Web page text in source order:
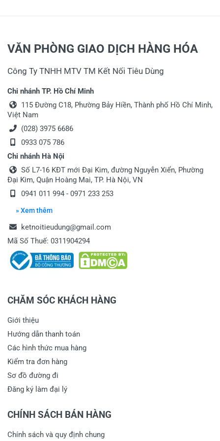
VĂN PHÒNG GIAO DỊCH HÀNG HÓA
Công Ty TNHH MTV TM Kết Nối Tiêu Dùng
Chi nhánh TP. Hồ Chí Minh
115 Đường C18, Phường Bảy Hiền, Thành phố Hồ Chí Minh,
Việt Nam
(028) 3975 6686
0933 075 786
Chi nhánh Hà Nội
Số L7-16 KĐT mới Đại Kim, đường Nguyễn Xiển, Phường
Đại Kim, Quận Hoàng Mai, TP. Hà Nội, VN
0941 011 994 - 0971 233 253
» Xem thêm
ketnoitieudung@gmail.com
Mã Số Thuế: 0311904294
CHĂM SÓC KHÁCH HÀNG
Giới thiệu
Hướng dẫn thanh toán
Các hình thức mua hàng
Kiểm tra đơn hàng
Sơ đồ đường đi
Đăng ký làm đại lý
CHÍNH SÁCH BÁN HÀNG
Chính sách và quy định chung